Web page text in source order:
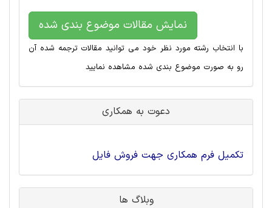
نمایش مقالات موضوع بندی شده
با انتخاب رشته مورد نظر خود می توانید مقالات ترجمه شده آن
رو به صورت موضوع بندی شده مشاهده نمایید
دعوت به همکاری
تکمیل فرم همکاری جهت فروش فایل
وبلاگ ها